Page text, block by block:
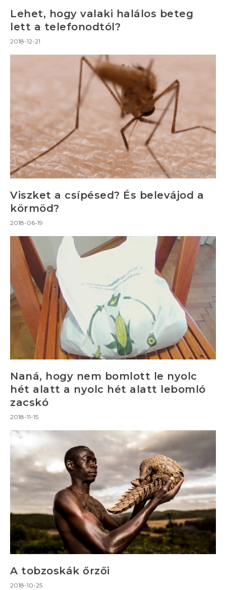
Lehet, hogy valaki halálos beteg
lett a telefonodtól?
2018-12-21
Viszket a csípésed? És belevájod a
körmöd?
2018-06-19
Naná, hogy nem bomlott le nyolc
hét alatt a nyolc hét alatt lebomló
zacskó
2018-11-15
A tobzoskák őrzői
2018-10-25